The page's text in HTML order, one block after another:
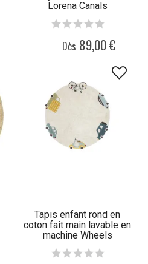
Lorena Canals
Dès 89,00 €
Tapis enfant rond en
coton fait main lavable en
machine Wheels